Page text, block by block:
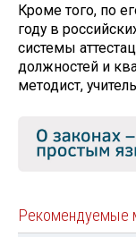
Кроме того, по
году в
системы
должностей и
методист,
Рекомендуемые